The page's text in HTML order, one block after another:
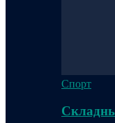
Спорт